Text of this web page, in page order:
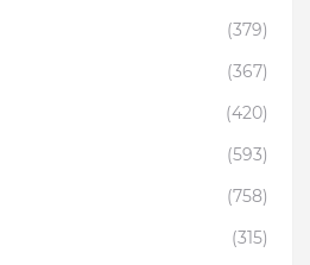
(379)
(367)
(420)
(593)
(758)
(315)